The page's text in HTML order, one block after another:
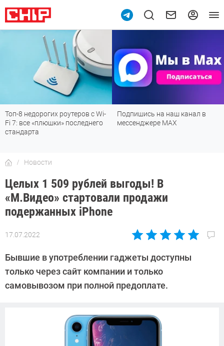
Топ-8 недорогих роутеров с Wi-
Fi 7: все «плюшки» последнего
стандарта
Подпишись на наш канал в
мессенджере МАХ
Новости
Целых 1 509 рублей выгоды! В
«М.Видео» стартовали продажи
подержанных iPhone
17.07.2022
Автор:
Кошик
Бывшие в употреблении гаджеты доступны
только через сайт компании и только
самовывозом при полной предоплате.